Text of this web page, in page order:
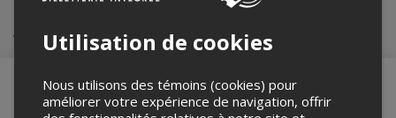
Achat de billets
Utilisation de cookies
Nous utilisons des témoins (cookies) pour
améliorer votre expérience de navigation, offrir